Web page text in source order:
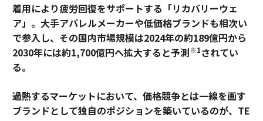
着用により疲労回復をサポートする「リカバリーウェ
ア」。大手アパレルメーカーや低価格ブランドも相次い
で参入し、その国内市場規模は2024年の約189億円から
2030年には約1,700億円へ拡大すると予測※1されてい
る。
過熱するマーケットにおいて、価格競争とは一線を画す
ブランドとして独自のポジションを築いているのが、TE